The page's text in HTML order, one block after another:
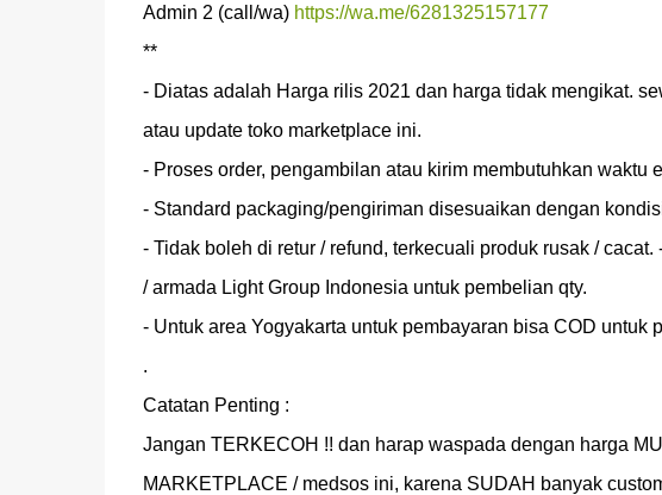
Admin 2 (call/wa) https://wa.me/6281325157177
**
- Diatas adalah Harga rilis 2021 dan harga tidak mengikat.
atau update toko marketplace ini.
- Proses order, pengambilan atau kirim membutuhkan waktu
- Standard packaging/pengiriman disesuaikan dengan
- Tidak boleh di retur / refund, terkecuali produk rusak /
/ armada Light Group Indonesia untuk pembelian qty.
- Untuk area Yogyakarta untuk pembayaran bisa COD untuk
.
Catatan Penting :
Jangan TERKECOH !! dan harap waspada dengan harga
MARKETPLACE / medsos ini, karena SUDAH banyak